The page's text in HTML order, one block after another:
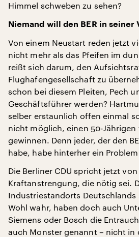
Himmel schweben zu sehen?
Niemand will den BER in seiner
Von einem Neustart reden jetzt
nicht mehr als das Pfeifen im
reißt sich darum, den
Flughafengesellschaft zu
schon bei diesem Pleiten, Pech
Geschäftsführer werden?
selber erstaunlich offen einmal
nicht möglich, einen 50-Jährigen
gewinnen. Denn jeder, der den
habe, habe hinterher ein
Die Berliner CDU spricht jetzt
Kraftanstrengung, die nötig sei.
Industriestandorts Deutschlands
Wohl wahr, haben doch auch
Siemens oder Bosch die
auch Monster genannt – nicht in